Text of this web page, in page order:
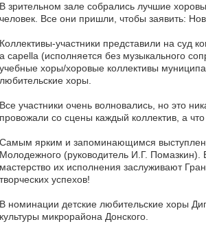
В зрительном зале собрались лучшие
человек. Все они пришли, чтобы заявить:
Коллективы-участники представили на суд
a capella (исполняется без музыкального
учебные хоры/хоровые коллективы
любительские хоры.
Все участники очень волновались, но это
провожали со сцены каждый коллектив, а
Самым ярким и запоминающимся
Молодежного (руководитель И.Г.
мастерство их исполнения заслуживают
творческих успехов!
В номинации детские любительские хоры
культуры микрорайона Донского.